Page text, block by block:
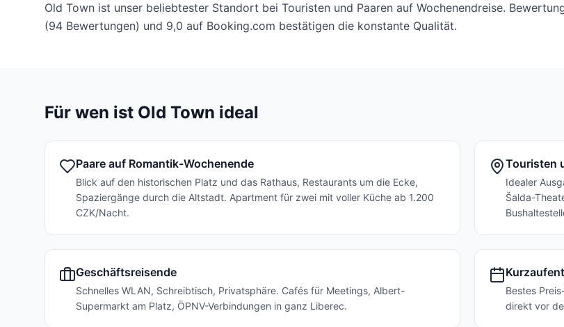
Old Town ist unser beliebtester Standort bei Touristen und Paaren auf Wochenendreise.
(94 Bewertungen) und 9,0 auf Booking.com bestätigen die konstante Qualität.
Für wen ist Old Town ideal
Paare auf Romantik-Wochenende
Blick auf den historischen Platz und das Rathaus, Restaurants um die Ecke,
Spaziergänge durch die Altstadt. Apartment für zwei mit voller Küche ab 1.200
CZK/Nacht.
Touristen
Idealer
Šalda-
Geschäftsreisende
Schnelles WLAN, Schreibtisch, Privatsphäre. Cafés für Meetings, Albert-
Supermarkt am Platz, ÖPNV-Verbindungen in ganz Liberec.
Bestes
direkt vor